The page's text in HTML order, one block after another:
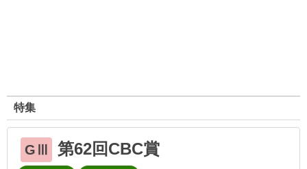
特集
GⅢ 第62回CBC賞